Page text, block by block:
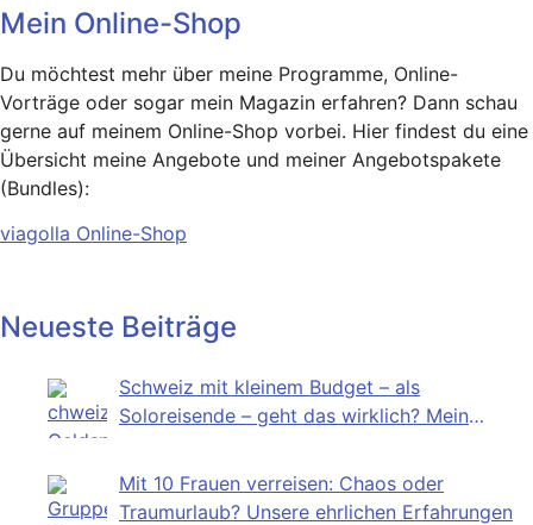
Mein Online-Shop
Du möchtest mehr über meine Programme, Online-
Vorträge oder sogar mein Magazin erfahren? Dann schau
gerne auf meinem Online-Shop vorbei. Hier findest du eine
Übersicht meine Angebote und meiner Angebotspakete
(Bundles):
viagolla Online-Shop
Neueste Beiträge
Schweiz mit kleinem Budget – als
Soloreisende – geht das wirklich? Mein
Mit 10 Frauen verreisen: Chaos oder
Traumurlaub? Unsere ehrlichen Erfahrungen